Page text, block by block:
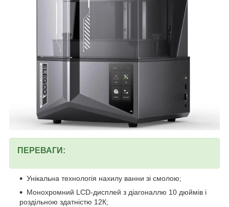
ПЕРЕВАГИ:
Унікальна технологія нахилу ванни зі смолою;
Монохромний LCD-дисплей з діагоналлю 10 дюймів і
роздільною здатністю 12К;